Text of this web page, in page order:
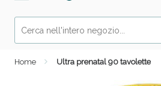
Home Ultra prenatal 90 tavolette